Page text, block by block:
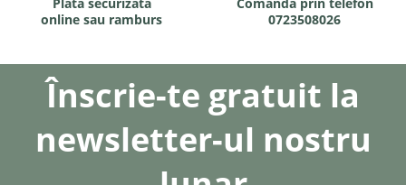
online sau ramburs
0723508026
Înscrie-te gratuit la
newsletter-ul nostru